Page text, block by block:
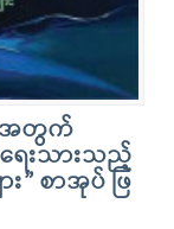
အတွက်
ေးသားသည့်
” စာအုပ် ဖြ